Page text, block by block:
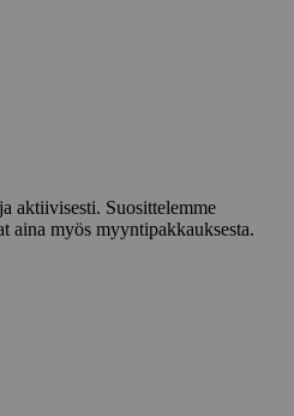
aktiivisesti. Suosittelemme
aina myös myyntipakkauksesta.